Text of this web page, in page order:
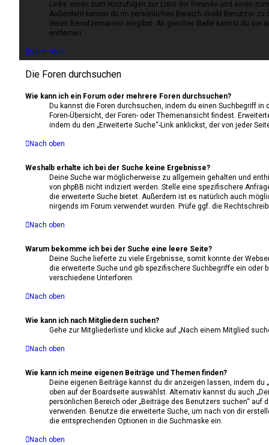
Links: einen zum Hinzufügen zur Liste der Freunde und einen
Außerdem kannst du im persönlichen Bereich direkt Benutzer zu
deren Benutzernamen eingibst. An gleicher Stelle kannst du sie
entfernen.
Nach oben
Die Foren durchsuchen
Wie kann ich ein Forum oder mehrere Foren durchsuchen?
Du kannst die Foren durchsuchen, indem du einen Suchbegriff in
Foren-Übersicht, der Foren- oder Themenansicht findest.
indem du den „Erweiterte Suche“-Link anklickst, der von jeder
Nach oben
Weshalb erhalte ich bei der Suche keine Ergebnisse?
Deine Suche war möglicherweise zu allgemein gehalten und
von phpBB nicht indiziert werden. Stelle eine spezifischere
die erweiterte Suche bietet. Außerdem ist es natürlich auch
nirgends im Forum verwendet wurden. Prüfe ggf. die
Nach oben
Warum bekomme ich bei der Suche eine leere Seite?
Deine Suche lieferte zu viele Ergebnisse, somit konnte der
die erweiterte Suche und gib spezifischere Suchbegriffe ein oder
verschiedene Unterforen.
Nach oben
Wie kann ich nach Mitgliedern suchen?
Gehe zur Mitgliederliste und klicke auf „Nach einem Mitglied
Nach oben
Wie kann ich meine eigenen Beiträge und Themen finden?
Deine eigenen Beiträge kannst du dir anzeigen lassen, indem du
oben auf der Boardseite auswählst. Alternativ kannst du auch
persönlichen Bereich oder „Beiträge des Benutzers suchen“ auf
verwenden. Benutze die erweiterte Suche, um nach von dir
die entsprechenden Optionen in die Suchmaske ein.
Nach oben